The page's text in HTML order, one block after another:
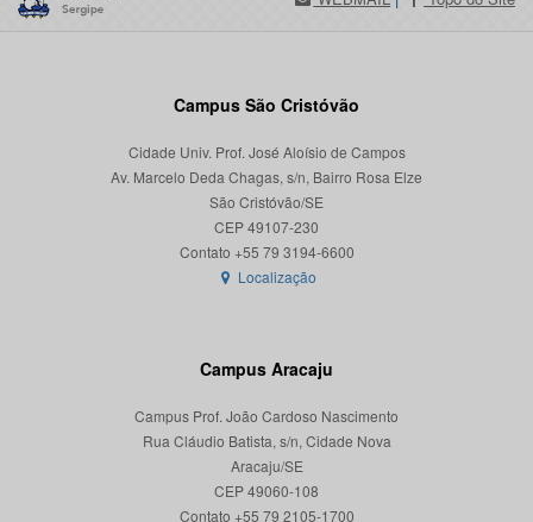
Campus São Cristóvão
Cidade Univ. Prof. José Aloísio de Campos
Av. Marcelo Deda Chagas, s/n, Bairro Rosa Elze
São Cristóvão/SE
CEP 49107-230
Localização
Campus Aracaju
Campus Prof. João Cardoso Nascimento
Rua Cláudio Batista, s/n, Cidade Nova
Aracaju/SE
CEP 49060-108